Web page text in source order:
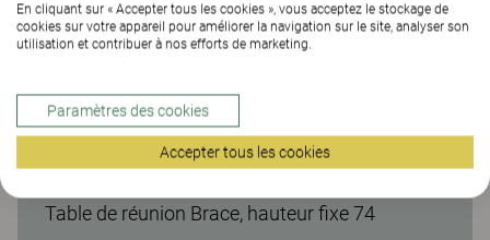
Table de réunion Brace, hauteur fixe 74
En cliquant sur « Accepter tous les cookies », vous acceptez le stockage de
cookies sur votre appareil pour améliorer la navigation sur le site, analyser son
utilisation et contribuer à nos efforts de marketing.
Paramètres des cookies
Accepter tous les cookies